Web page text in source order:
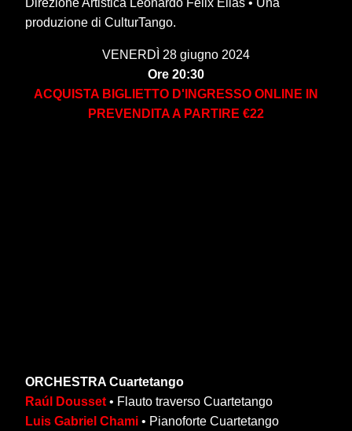
Direzione Artistica Leonardo Felix Elias • Una
produzione di CulturTango.
VENERDÌ 28 giugno 2024
Ore 20:30
ACQUISTA BIGLIETTO D'INGRESSO ONLINE IN
PREVENDITA A PARTIRE €22
ORCHESTRA Cuartetango
Raúl Dousset • Flauto traverso Cuartetango
Luis Gabriel Chami • Pianoforte Cuartetango